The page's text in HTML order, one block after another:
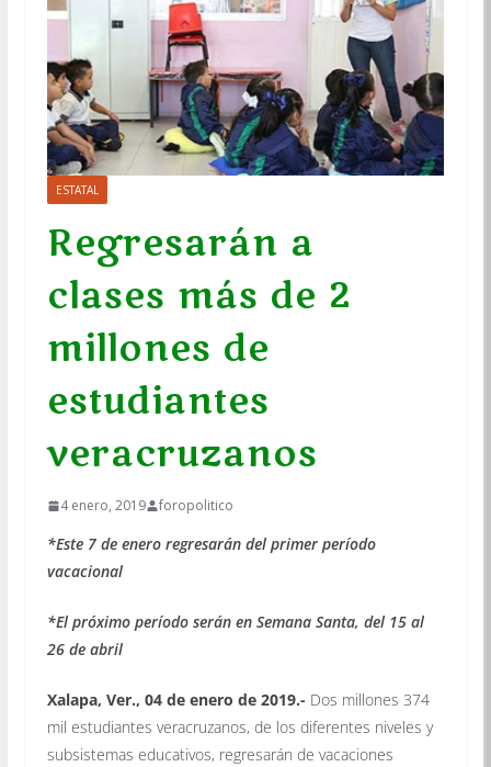
ESTATAL
Regresarán a
clases más de 2
millones de
estudiantes
veracruzanos
4 enero, 2019 foropolitico
*Este 7 de enero regresarán del primer período
vacacional
*El próximo período serán en Semana Santa, del 15 al
26 de abril
Xalapa, Ver., 04 de enero de 2019.- Dos millones 374
mil estudiantes veracruzanos, de los diferentes niveles y
subsistemas educativos, regresarán de vacaciones